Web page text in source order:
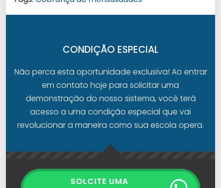
CONDIÇÃO ESPECIAL
Não perca esta oportunidade exclusiva! Ao entrar
em contato hoje para solicitar uma
demonstração do nosso sistema, você terá
acesso a uma condição especial que vai
revolucionar a maneira como sua escola opera.
SOLCITE UMA